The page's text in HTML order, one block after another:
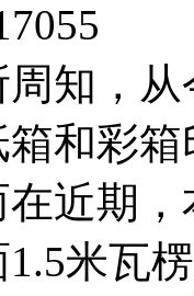
知，
和彩
近期
米瓦